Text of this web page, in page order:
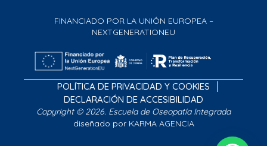
FINANCIADO POR LA UNIÓN EUROPEA –
NEXTGENERATIONEU
POLÍTICA DE PRIVACIDAD Y COOKIES
DECLARACIÓN DE ACCESIBILIDAD
Copyright © 2026. Escuela de Oseopatía Integrada
diseñado por KARMA AGENCIA